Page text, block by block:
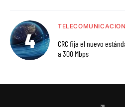
CRC fija el nuevo
a 300 Mbps